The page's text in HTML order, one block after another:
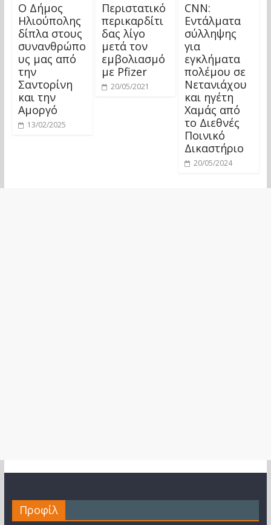
O Δήμος
Ηλιούπολης
δίπλα στους
συνανθρώπο
υς μας από
την
Σαντορίνη
και την
Αμοργό
13/02/2025
Περιστατικό
περικαρδίτι
δας λίγο
μετά τον
εμβολιασμό
με Pfizer
20/05/2021
CNN:
Εντάλματα
σύλληψης
για
εγκλήματα
πολέμου σε
Νετανιάχου
και ηγέτη
Χαμάς από
το Διεθνές
Ποινικό
Δικαστήριο
20/05/2024
Προφίλ